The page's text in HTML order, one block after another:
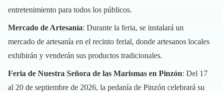
entretenimiento para todos los públicos.
Mercado de Artesanía: Durante la feria, se instalará un
mercado de artesanía en el recinto ferial, donde artesanos locales
exhibirán y venderán sus productos tradicionales.
Feria de Nuestra Señora de las Marismas en Pinzón: Del 17
al 20 de septiembre de 2026, la pedanía de Pinzón celebrará su